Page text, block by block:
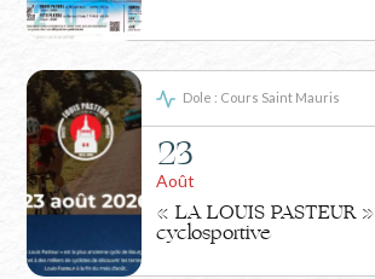
Dole : Cours Saint Mauris
23
Août
« LA LOUIS PASTEUR »
cyclosportive